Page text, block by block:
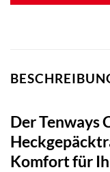
Der Tenways
Komfort für